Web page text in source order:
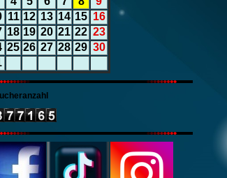
11 12 13 14 15 16
18 19 20 21 22 23
25 26 27 28 29 30